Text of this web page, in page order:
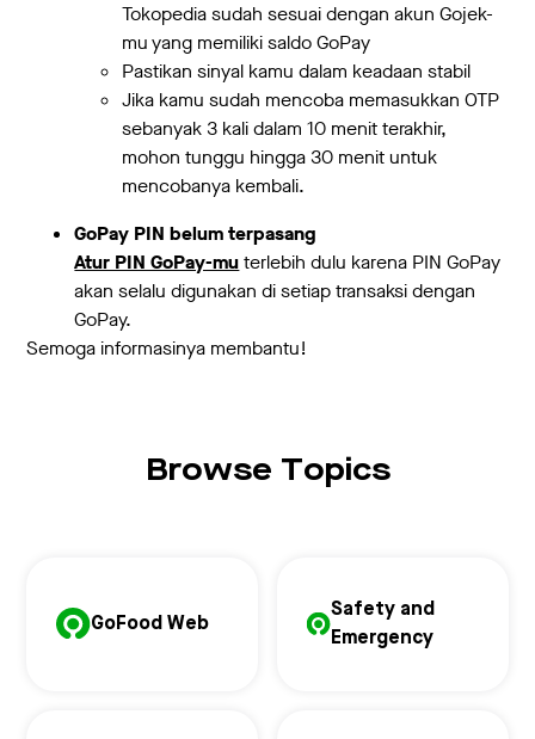
Tokopedia sudah sesuai dengan akun Gojek-
mu yang memiliki saldo GoPay
Pastikan sinyal kamu dalam keadaan stabil
Jika kamu sudah mencoba memasukkan OTP
sebanyak 3 kali dalam 10 menit terakhir,
mohon tunggu hingga 30 menit untuk
mencobanya kembali.
GoPay PIN belum terpasang
Atur PIN GoPay-muterlebih dulu karena PIN GoPay
akan selalu digunakan di setiap transaksi dengan
GoPay.
Semoga informasinya membantu!
Browse Topics
GoFood Web
Safety and
Emergency